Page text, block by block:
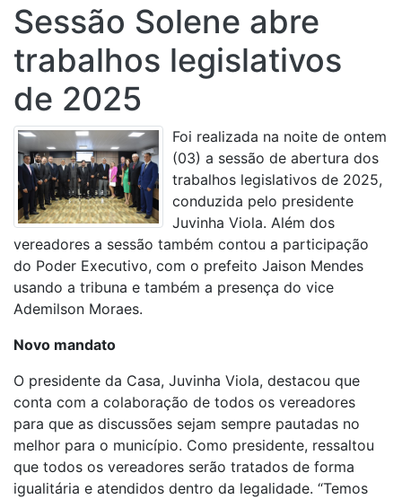
Sessão Solene abre
trabalhos legislativos
de 2025
Foi realizada na noite de ontem
(03) a sessão de abertura dos
trabalhos legislativos de 2025,
conduzida pelo presidente
Juvinha Viola. Além dos
vereadores a sessão também contou a participação
do Poder Executivo, com o prefeito Jaison Mendes
usando a tribuna e também a presença do vice
Ademilson Moraes.
Novo mandato
O presidente da Casa, Juvinha Viola, destacou que
conta com a colaboração de todos os vereadores
para que as discussões sejam sempre pautadas no
melhor para o município. Como presidente, ressaltou
que todos os vereadores serão tratados de forma
igualitária e atendidos dentro da legalidade. “Temos